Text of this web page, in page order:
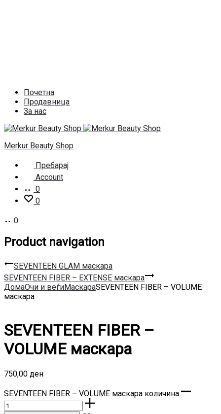
Почетна
Продавница
За нас
Merkur Beauty Shop
Пребарај
Account
0
0
0
Product navigation
SEVENTEEN GLAM маскара
SEVENTEEN FIBER – EXTENSE маскара
ДомаОчи и веѓиМаскараSEVENTEEN FIBER – VOLUME
маскара
SEVENTEEN FIBER –
VOLUME маскара
750,00 ден
SEVENTEEN FIBER – VOLUME маскара количина